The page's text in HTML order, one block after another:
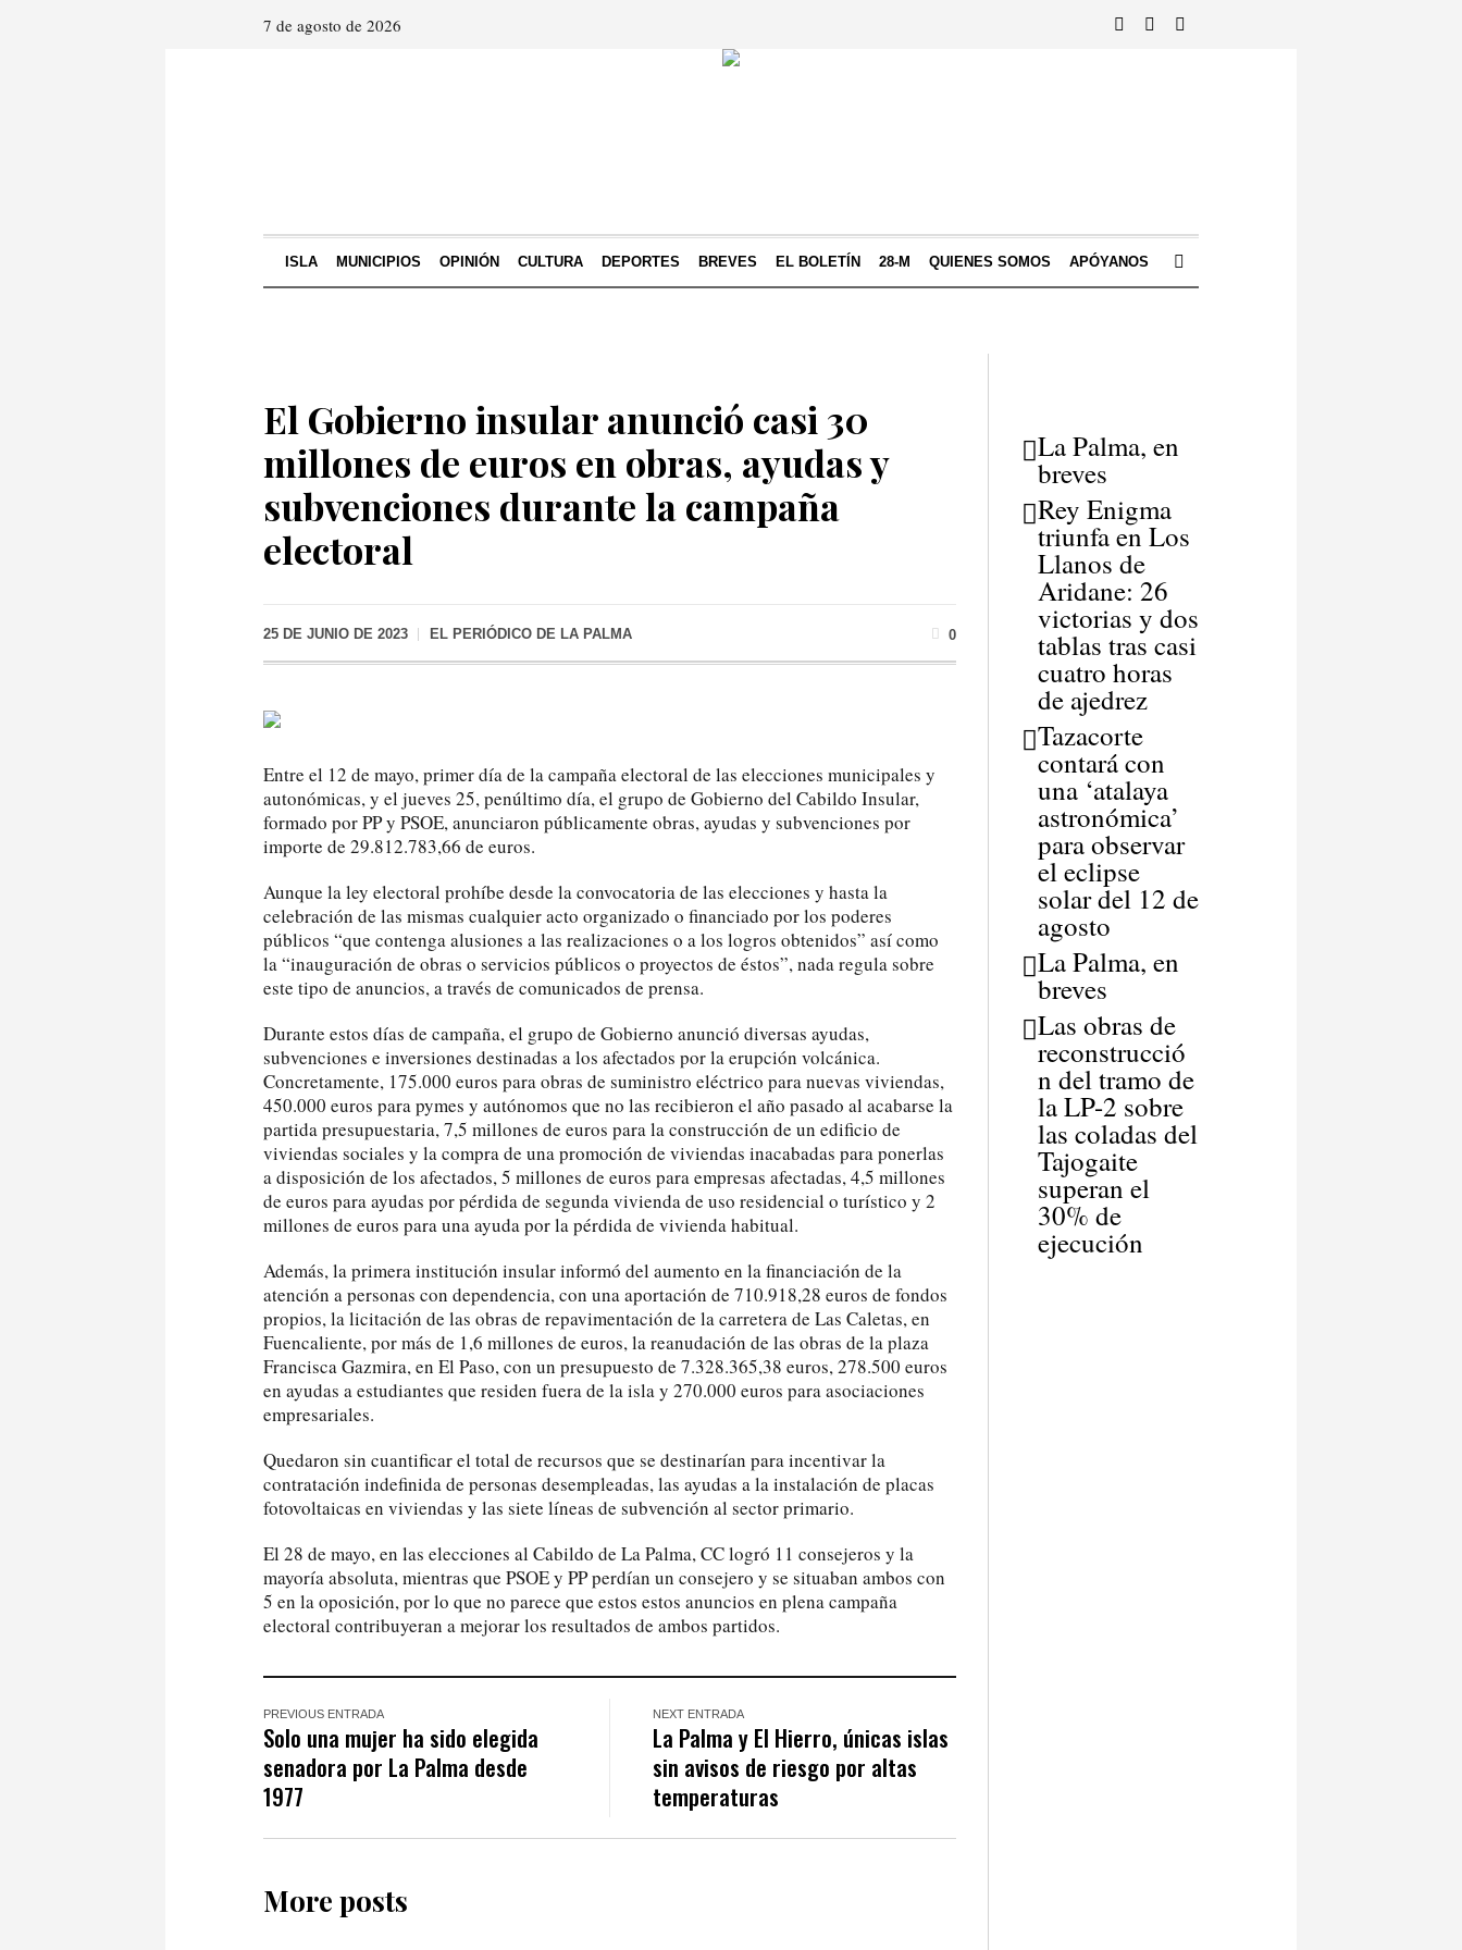
7 de agosto de 2026
ISLA MUNICIPIOS OPINIÓN CULTURA DEPORTES BREVES EL BOLETÍN 28-M QUIENES SOMOS APÓYANOS
El Gobierno insular anunció casi 30
millones de euros en obras, ayudas y
subvenciones durante la campaña
electoral
25 DE JUNIO DE 2023 EL PERIÓDICO DE LA PALMA 0
Entre el 12 de mayo, primer día de la campaña electoral de las elecciones municipales y
autonómicas, y el jueves 25, penúltimo día, el grupo de Gobierno del Cabildo Insular,
formado por PP y PSOE, anunciaron públicamente obras, ayudas y subvenciones por
importe de 29.812.783,66 de euros.
Aunque la ley electoral prohíbe desde la convocatoria de las elecciones y hasta la
celebración de las mismas cualquier acto organizado o financiado por los poderes
públicos “que contenga alusiones a las realizaciones o a los logros obtenidos” así como
la “inauguración de obras o servicios públicos o proyectos de éstos”, nada regula sobre
este tipo de anuncios, a través de comunicados de prensa.
Durante estos días de campaña, el grupo de Gobierno anunció diversas ayudas,
subvenciones e inversiones destinadas a los afectados por la erupción volcánica.
Concretamente, 175.000 euros para obras de suministro eléctrico para nuevas viviendas,
450.000 euros para pymes y autónomos que no las recibieron el año pasado al acabarse la
partida presupuestaria, 7,5 millones de euros para la construcción de un edificio de
viviendas sociales y la compra de una promoción de viviendas inacabadas para ponerlas
a disposición de los afectados, 5 millones de euros para empresas afectadas, 4,5 millones
de euros para ayudas por pérdida de segunda vivienda de uso residencial o turístico y 2
millones de euros para una ayuda por la pérdida de vivienda habitual.
Además, la primera institución insular informó del aumento en la financiación de la
atención a personas con dependencia, con una aportación de 710.918,28 euros de fondos
propios, la licitación de las obras de repavimentación de la carretera de Las Caletas, en
Fuencaliente, por más de 1,6 millones de euros, la reanudación de las obras de la plaza
Francisca Gazmira, en El Paso, con un presupuesto de 7.328.365,38 euros, 278.500 euros
en ayudas a estudiantes que residen fuera de la isla y 270.000 euros para asociaciones
empresariales.
Quedaron sin cuantificar el total de recursos que se destinarían para incentivar la
contratación indefinida de personas desempleadas, las ayudas a la instalación de placas
fotovoltaicas en viviendas y las siete líneas de subvención al sector primario.
El 28 de mayo, en las elecciones al Cabildo de La Palma, CC logró 11 consejeros y la
mayoría absoluta, mientras que PSOE y PP perdían un consejero y se situaban ambos con
5 en la oposición, por lo que no parece que estos estos anuncios en plena campaña
electoral contribuyeran a mejorar los resultados de ambos partidos.
PREVIOUS ENTRADA
Solo una mujer ha sido elegida
senadora por La Palma desde
1977
NEXT ENTRADA
La Palma y El Hierro, únicas islas
sin avisos de riesgo por altas
temperaturas
More posts
La Palma, en
breves
Rey Enigma
triunfa en Los
Llanos de
Aridane: 26
victorias y dos
tablas tras casi
cuatro horas
de ajedrez
Tazacorte
contará con
una ‘atalaya
astronómica’
para observar
el eclipse
solar del 12 de
agosto
La Palma, en
breves
Las obras de
reconstrucció
n del tramo de
la LP-2 sobre
las coladas del
Tajogaite
superan el
30% de
ejecución